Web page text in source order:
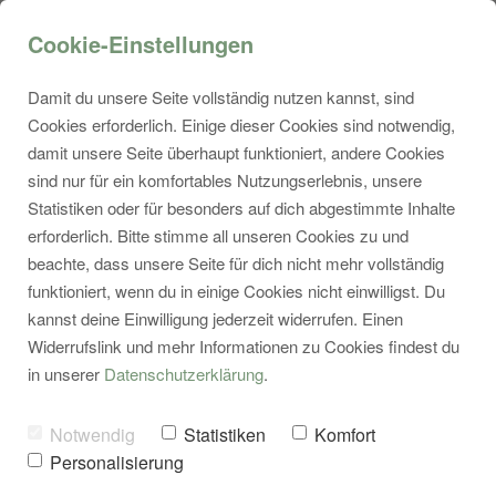
Mein Ansatz:
Integrative
nach dem
Cookie-Einstellungen
Damit du unsere Seite vollständig nutzen kannst, sind
Cookies erforderlich. Einige dieser Cookies sind notwendig,
damit unsere Seite überhaupt funktioniert, andere Cookies
sind nur für ein komfortables Nutzungserlebnis, unsere
Statistiken oder für besonders auf dich abgestimmte Inhalte
erforderlich. Bitte stimme all unseren Cookies zu und
beachte, dass unsere Seite für dich nicht mehr vollständig
funktioniert, wenn du in einige Cookies nicht einwilligst. Du
kannst deine Einwilligung jederzeit widerrufen. Einen
Widerrufslink und mehr Informationen zu Cookies findest du
in unserer Datenschutzerklärung.
Notwendig Statistiken
Komfort
Personalisierung